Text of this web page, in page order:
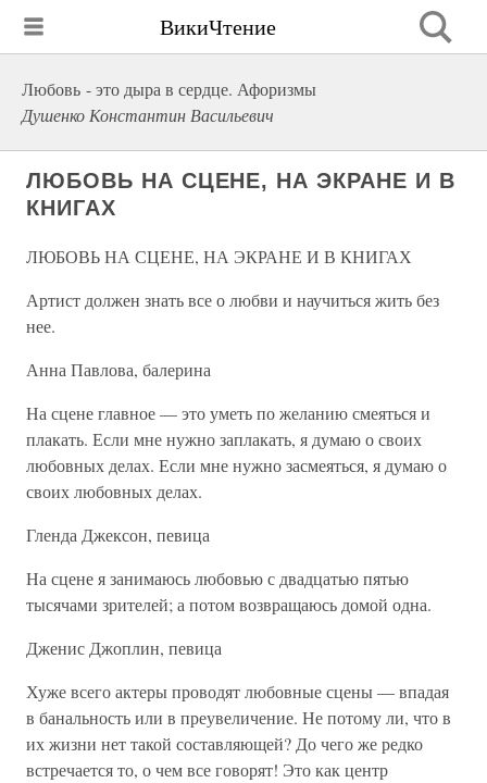
ВикиЧтение
Любовь - это дыра в сердце. Афоризмы
Душенко Константин Васильевич
ЛЮБОВЬ НА СЦЕНЕ, НА ЭКРАНЕ И В
КНИГАХ
ЛЮБОВЬ НА СЦЕНЕ, НА ЭКРАНЕ И В КНИГАХ
Артист должен знать все о любви и научиться жить без
нее.
Анна Павлова, балерина
На сцене главное — это уметь по желанию смеяться и
плакать. Если мне нужно заплакать, я думаю о своих
любовных делах. Если мне нужно засмеяться, я думаю о
своих любовных делах.
Гленда Джексон, певица
На сцене я занимаюсь любовью с двадцатью пятью
тысячами зрителей; а потом возвращаюсь домой одна.
Дженис Джоплин, певица
Хуже всего актеры проводят любовные сцены — впадая
в банальность или в преувеличение. Не потому ли, что в
их жизни нет такой составляющей? До чего же редко
встречается то, о чем все говорят! Это как центр